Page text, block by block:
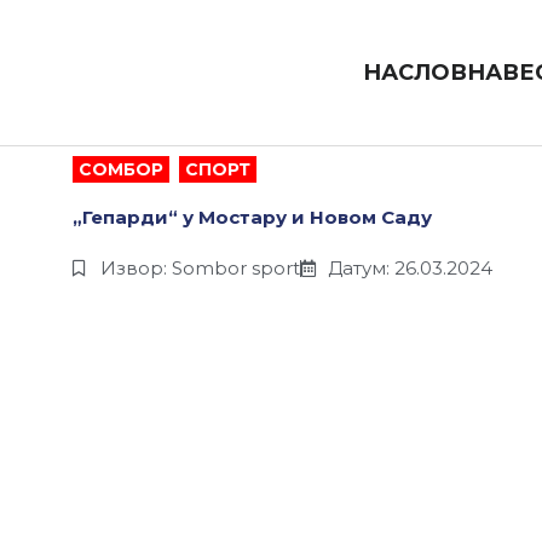
НАСЛОВНА
СОМБОР СПОРТ
„Гепарди“ у Мостару и Новом Саду
Извор: Sombor sport Датум: 26.03.2024